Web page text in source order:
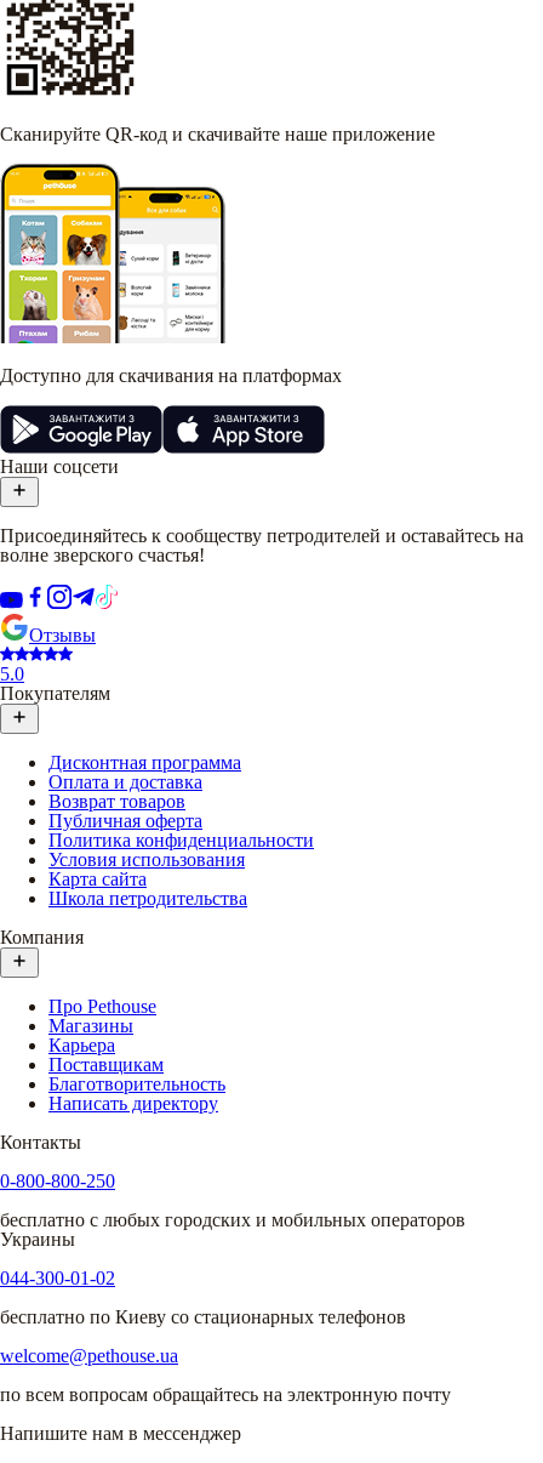
Сканируйте QR-код и скачивайте наше приложение
Доступно для скачивания на платформах
Наши соцсети
Присоединяйтесь к сообществу петродителей и оставайтесь на
волне зверского счастья!
Отзывы
5.0
Покупателям
Дисконтная программа
Оплата и доставка
Возврат товаров
Публичная оферта
Политика конфиденциальности
Условия использования
Карта сайта
Школа петродительства
Компания
Про Pethouse
Магазины
Карьера
Поставщикам
Благотворительность
Написать директору
Контакты
0-800-800-250
бесплатно с любых городских и мобильных операторов
Украины
044-300-01-02
бесплатно по Киеву со стационарных телефонов
welcome@pethouse.ua
по всем вопросам обращайтесь на электронную почту
Напишите нам в мессенджер